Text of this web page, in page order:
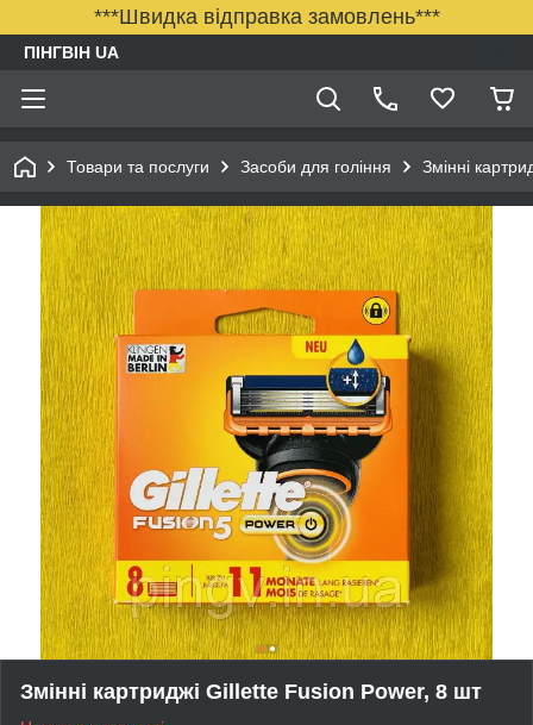
***Швидка відправка замовлень***
ПІНГВІН UA
Товари та послуги Засоби для гоління Змінні
Змінні картриджі Gillette Fusion Power, 8 шт